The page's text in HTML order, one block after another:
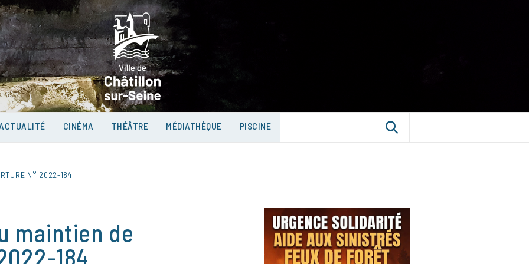
VILLE DE CHÂTILLON-
SUR-SEINE
CINÉMA THÉÂTRE MÉDIATHÈQUE PISCINE
N° 2022-184
maintien de
184